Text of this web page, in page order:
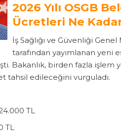
2026 Yılı OSGB
Ücretleri Ne
İş Sağlığı ve Güvenliği
tarafından yayımlanan yeni
Bakanlık, birden fazla işlem
tahsil edileceğini vurguladı.
TL
TL